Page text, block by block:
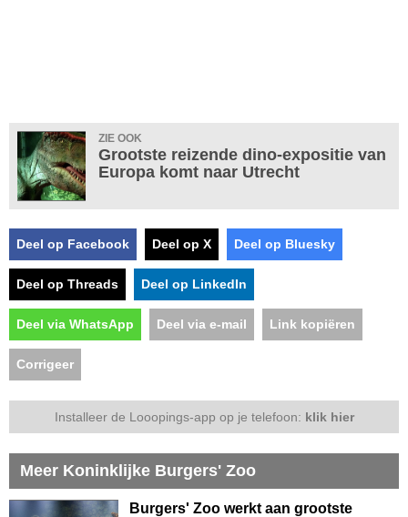
ZIE OOK
Grootste reizende dino-expositie van
Europa komt naar Utrecht
Deel op Facebook Deel op X Deel op Bluesky
Deel op Threads Deel op LinkedIn
Deel via WhatsApp Deel via e-mail Link kopiëren
Corrigeer
Installeer de Looopings-app op je telefoon: klik hier
Meer Koninklijke Burgers' Zoo
Burgers' Zoo werkt aan grootste